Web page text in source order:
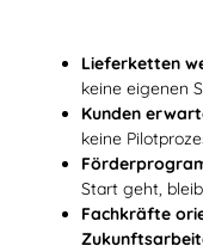
Lieferketten
keine eigenen
Kunden
keine
Start geht,
Fachkräfte